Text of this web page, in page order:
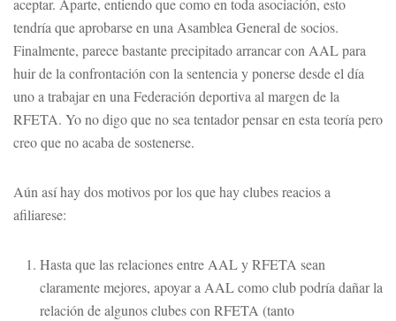
aceptar. Aparte, entiendo que como en toda asociación, esto
tendría que aprobarse en una Asamblea General de socios.
Finalmente, parece bastante precipitado arrancar con AAL para
huir de la confrontación con la sentencia y ponerse desde el día
uno a trabajar en una Federación deportiva al margen de la
RFETA. Yo no digo que no sea tentador pensar en esta teoría pero
creo que no acaba de sostenerse.
Aún así hay dos motivos por los que hay clubes reacios a
afiliarese:
Hasta que las relaciones entre AAL y RFETA sean
claramente mejores, apoyar a AAL como club podría dañar la
relación de algunos clubes con RFETA (tanto